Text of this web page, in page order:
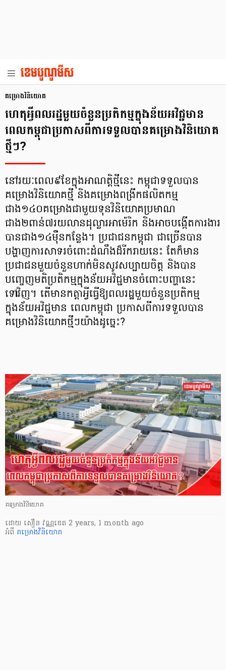
គម្រោងវិនិយោគ
ហេតុអ្វីពលរដ្ឋមួយចំនួនប្រតិកម្មក្នុងន័យអវិជ្ជមាន
ពេលកម្ពុជាប្រកាសពីការទទួលបានគម្រោងវិនិយោគ
ថ្មីៗ?
នៅរយៈពេល៩ខែក្នុងអាណត្តិថ្មីនេះ កម្ពុជាទទួលបាន
គម្រោងវិនិយោគថ្មី និងគម្រោងពង្រីកផលិតកម្ម
ជាង១៤០គម្រោងជាមួយទុនវិនិយោគប្រមាណ
ជាង២ពាន់៧រយលានដុល្លារអាម៉េរិក និងអាចបង្កើតការងារ
បានជាង១៤ម៉ឺនកន្លែង។ ប្រជាជនកម្ពុជា ជាច្រើនបាន
បង្ហាញការសាទរចំពោះដំណឹងដ៏រីករាយនេះ តែក៏មាន
ប្រជាជនមួយចំនួនហាក់មិនសូវសប្បាយចិត្ត និងបាន
បញ្ចេញមតិប្រតិកម្មក្នុងន័យអវិជ្ជមានចំពោះបញ្ហានេះ
ទៅវិញ។ តើមានកត្តាអ្វីធ្វើឱ្យពលរដ្ឋមួយចំនួនប្រតិកម្ម
ក្នុងន័យអវិជ្ជមាន ពេលកម្ពុជា ប្រកាសពីការទទួលបាន
គម្រោងវិនិយោគថ្មីៗយ៉ាងដូច្នេះ?
គម្រោងវិនិយោគ
ដោយ សឿន វណ្ណឌេត 2 years, 1 month ago
អំពី គម្រោងវិនិយោគ